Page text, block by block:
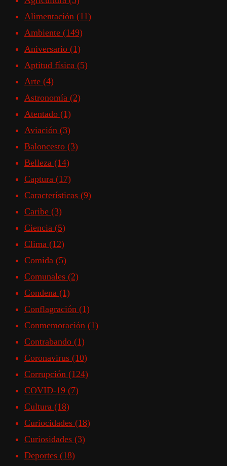
Alimentación (11)
Ambiente (149)
Aniversario (1)
Aptitud física (5)
Arte (4)
Astronomía (2)
Atentado (1)
Aviación (3)
Baloncesto (3)
Belleza (14)
Captura (17)
Características (9)
Caribe (3)
Ciencia (5)
Clima (12)
Comida (5)
Comunales (2)
Condena (1)
Conflagración (1)
Conmemoración (1)
Contrabando (1)
Coronavirus (10)
Corrupción (124)
COVID-19 (7)
Cultura (18)
Curiocidades (18)
Curiosidades (3)
Deportes (18)